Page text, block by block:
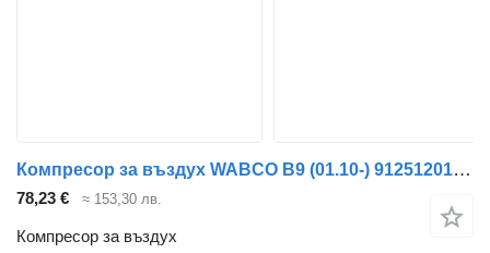
Компресор за въздух WABCO B9 (01.10-) 9125120140 за автобус Volvo B7, B8, B9, B12 bus (2005-)
78,23 € ≈ 153,30 лв.
Компресор за въздух